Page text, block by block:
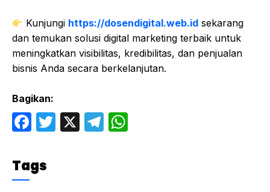
Kunjungi https://dosendigital.web.id sekarang
dan temukan solusi digital marketing terbaik untuk
meningkatkan visibilitas, kredibilitas, dan penjualan
bisnis Anda secara berkelanjutan.
Bagikan:
F
c
e
T
X
T
Tags